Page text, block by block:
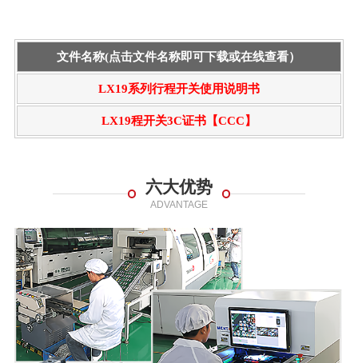
文件名称(点击文件名称即可下载或在线查看）
LX19系列行程开关使用说明书
LX19程开关3C证书【CCC】
六大优势
ADVANTAGE